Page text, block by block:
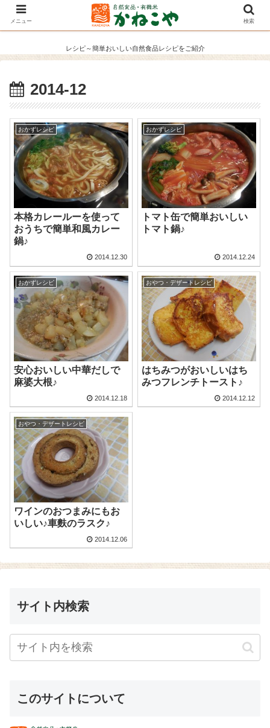
レシピ～簡単おいしい自然食品レシピをご紹介
2014-12
おかずレシピ
本格カレールーを使って
おうちで簡単和風カレー
鍋♪
2014.12.30
おかずレシピ
トマト缶で簡単おいしい
トマト鍋♪
2014.12.24
おかずレシピ
安心おいしい中華だしで
麻婆大根♪
2014.12.18
おやつ・デザートレシピ
はちみつがおいしいはち
みつフレンチトースト♪
2014.12.12
おやつ・デザートレシピ
ワインのおつまみにもお
いしい♪車麩のラスク♪
2014.12.06
サイト内検索
このサイトについて
メニュー 検索